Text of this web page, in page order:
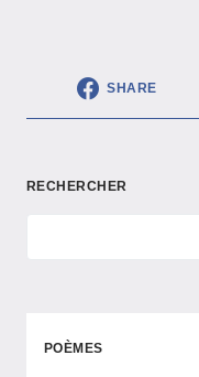
SHARE
RECHERCHER
POÈMES